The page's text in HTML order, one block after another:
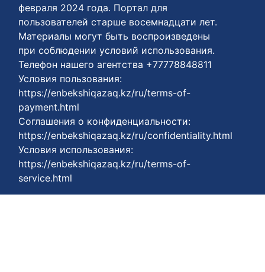
февраля 2024 года. Портал для
пользователей старше восемнадцати лет.
Материалы могут быть воспроизведены
при соблюдении условий использования.
Телефон нашего агентства +77778848811
Условия пользования:
https://enbekshiqazaq.kz/ru/terms-of-
payment.html
Соглашения о конфиденциальности:
https://enbekshiqazaq.kz/ru/confidentiality.html
Условия использования:
https://enbekshiqazaq.kz/ru/terms-of-
service.html